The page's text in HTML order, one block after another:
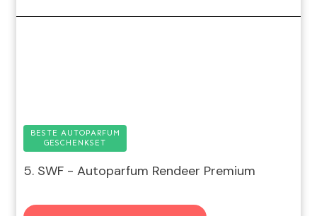
BESTE AUTOPARFUM
GESCHENKSET
5. SWF - Autoparfum Rendeer Premium